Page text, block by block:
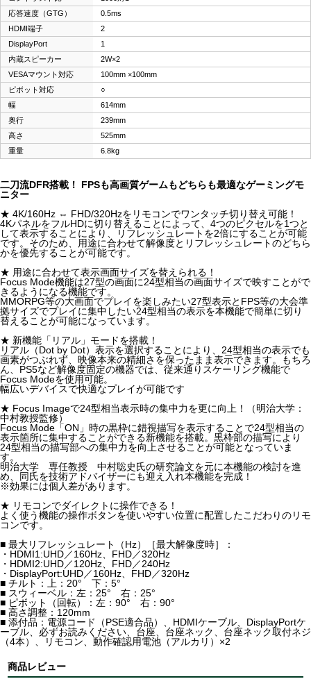
応答速度（GTG）
0.5ms
HDMI端子
2
DisplayPort
1
内蔵スピーカー
2W×2
VESAマウント対応
100mm ×100mm
ピボット対応
○
幅
614mm
奥行
239mm
高さ
525mm
重量
6.8kg
二刀流DFR搭載！ FPSも高画質ゲームもどちらも最適なゲーミングモ
ニター
★ 4K/160Hz ⇔ FHD/320Hzをリモコンでワンタッチ切り替え可能！
4KパネルをフルHDに切り替えることによって、4つのピクセルを1つと
して表示することにより、リフレッシュレートを2倍にすることが可能
です。そのため、用途に合わせて解像度とリフレッシュレートのどちら
かを優先することが可能です。
★ 用途に合わせて表示画面サイズを替えられる！
Focus Mode機能は27型の画面に24型相当の画面サイズで映すことがで
きるようになる機能です。
MMORPG等の大画面でプレイを楽しみたい27型表示とFPS等の大会準
拠サイズでプレイに集中したい24型相当の表示を本機能で簡単に切り
替えることが可能になっています。
★ 新機能「リアル」モードを搭載！
リアル（Dot by Dot）表示を選択することにより、24型相当の表示でも
画素がつぶれず、映像本来の精細さを保ったまま表示できます。もちろ
ん、PS5など解像度固定の機器では、従来通りスケーリング機能で
Focus Modeを使用可能。
幅広いデバイスで快適なプレイが可能です
★ Focus Imageで24型相当表示時の集中力を更に向上！（明治大学：
中村教授監修）
Focus Mode「ON」時の黒枠に錯視描写を表示することで24型相当の
表示箇所に集中することができる新機能を搭載。黒枠部の描写により
24型相当の描写部への集中力を向上させることが可能となっていま
す。
明治大学 専任教授 中村聡史氏の研究論文を元に本機能の検討を進
め、同氏を技術アドバイザーにも迎え入れ本機能を完成！
※効果には個人差があります。
★ リモコンでダイレクトに操作できる！
よく使う機能の操作ボタンを使いやすい位置に配置したこだわりのリモ
コンです。
■ 最大リフレッシュレート（Hz）［最大解像度時］：
・HDMI1:UHD／160Hz、FHD／320Hz
・HDMI2:UHD／120Hz、FHD／240Hz
・DisplayPort:UHD／160Hz、FHD／320Hz
■ チルト：上：20° 下：5°
■ スウィーベル：左：25° 右：25°
■ ピボット（回転）：左：90° 右：90°
■ 高さ調整：120mm
■ 添付品：電源コード（PSE適合品）、HDMIケーブル、DisplayPortケ
ーブル、必ずお読みください、台座、台座ネック、台座ネック取付ネジ
（4本）、リモコン、動作確認用電池（アルカリ）×2
商品レビュー